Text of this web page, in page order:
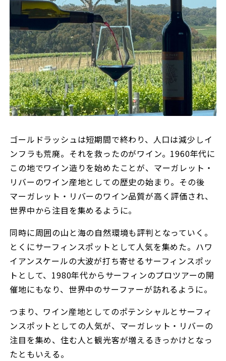
ゴールドラッシュは短期間で終わり、人口は減少しイ
ンフラも荒廃。それを救ったのがワイン。1960年代に
この地でワイン造りを始めたことが、マーガレット・
リバーのワイン産地としての歴史の始まり。その後
マーガレット・リバーのワイン品質が高く評価され、
世界中から注目を集めるように。
同時に周囲の山と海の自然環境も評判となっていく。
とくにサーフィンスポットとして人気を集めた。ハワ
イアンスケールの大波が打ち寄せるサーフィンスポッ
トとして、1980年代からサーフィンのプロツアーの開
催地にもなり、世界中のサーファーが訪れるように。
つまり、ワイン産地としてのポテンシャルとサーフィ
ンスポットとしての人気が、マーガレット・リバーの
注目を集め、住む人と観光客が増えるきっかけとなっ
たともいえる。